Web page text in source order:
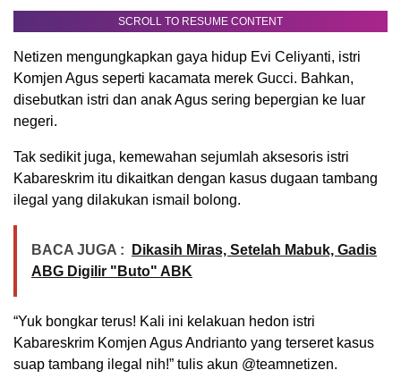
SCROLL TO RESUME CONTENT
Netizen mengungkapkan gaya hidup Evi Celiyanti, istri
Komjen Agus seperti kacamata merek Gucci. Bahkan,
disebutkan istri dan anak Agus sering bepergian ke luar
negeri.
Tak sedikit juga, kemewahan sejumlah aksesoris istri
Kabareskrim itu dikaitkan dengan kasus dugaan tambang
ilegal yang dilakukan ismail bolong.
BACA JUGA :
Dikasih Miras, Setelah Mabuk, Gadis
ABG Digilir "Buto" ABK
“Yuk bongkar terus! Kali ini kelakuan hedon istri
Kabareskrim Komjen Agus Andrianto yang terseret kasus
suap tambang ilegal nih!” tulis akun @teamnetizen.